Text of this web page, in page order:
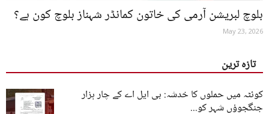
بلوچ لبریشن آرمی کی خاتون کمانڈر شہناز بلوچ کون ہے؟
May 23, 2026
تازہ ترین
کوئٹہ میں حملوں کا خدشہ: بی ایل اے کے چار ہزار
جنگجوؤں شہر کو...